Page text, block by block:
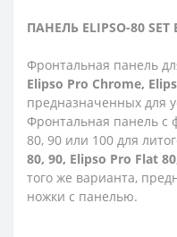
ПАНЕЛЬ ELIPSO-80 SET
Фронтальная панель
Elipso Pro Chrome,
предназначенных для
Фронтальная панель с
80, 90 или 100 для
80, 90, Elipso Pro Flat
того же варианта,
ножки с панелью.